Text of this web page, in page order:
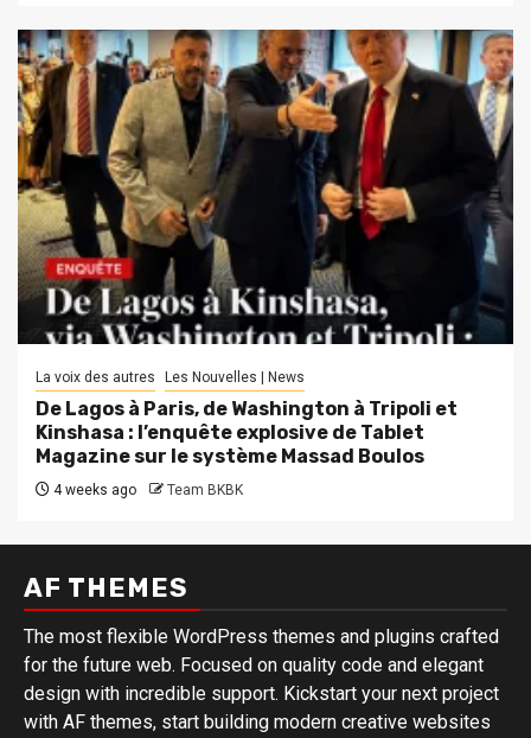
La voix des autres Les Nouvelles | News
De Lagos à Paris, de Washington à Tripoli et
Kinshasa : l’enquête explosive de Tablet
Magazine sur le système Massad Boulos
4 weeks ago Team BKBK
AF THEMES
The most flexible WordPress themes and plugins crafted
for the future web. Focused on quality code and elegant
design with incredible support. Kickstart your next project
with AF themes, start building modern creative websites